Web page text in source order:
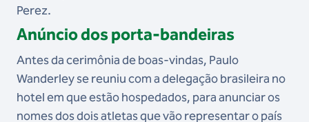
Perez.
Anúncio dos porta-bandeiras
Antes da cerimônia de boas-vindas, Paulo
Wanderley se reuniu com a delegação brasileira no
hotel em que estão hospedados, para anunciar os
nomes dos dois atletas que vão representar o país